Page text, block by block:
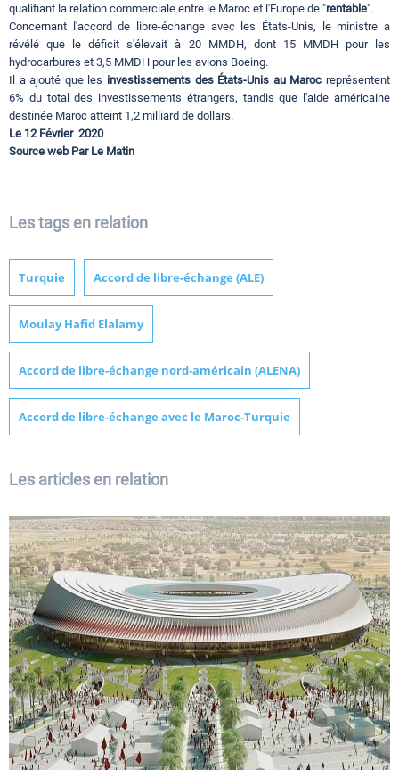
qualifiant la relation commerciale entre le Maroc et l'Europe de "rentable".
Concernant l'accord de libre-échange avec les États-Unis, le ministre a
révélé que le déficit s'élevait à 20 MMDH, dont 15 MMDH pour les
hydrocarbures et 3,5 MMDH pour les avions Boeing.
Il a ajouté que les investissements des États-Unis au Maroc représentent
6% du total des investissements étrangers, tandis que l'aide américaine
destinée Maroc atteint 1,2 milliard de dollars.
Le 12 Février 2020
Source web Par Le Matin
Les tags en relation
Turquie Accord de libre-échange (ALE)
Moulay Hafid Elalamy
Accord de libre-échange nord-américain (ALENA)
Accord de libre-échange avec le Maroc-Turquie
Les articles en relation